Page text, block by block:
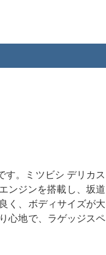
す。ミツビシ デリカス
ンジンを搭載し、坂道
く、ボディサイズが大
心地で、ラゲッジスペ